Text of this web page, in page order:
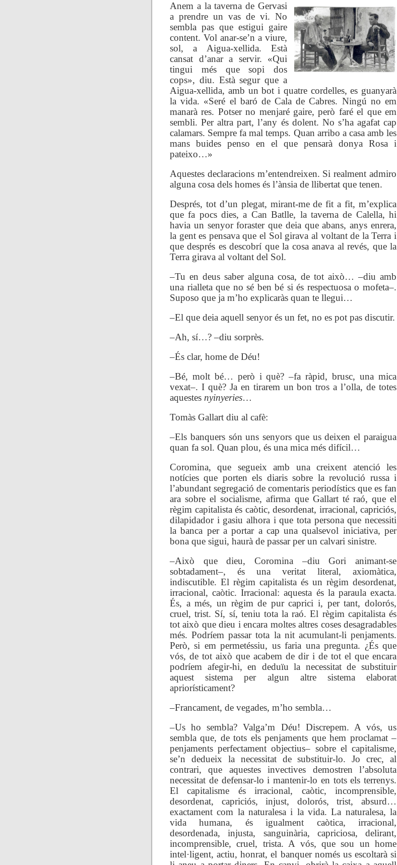
Anem a la taverna de Gervasi
a prendre un vas de vi. No
sembla pas que estigui gaire
content. Vol anar-se’n a viure,
sol, a Aigua-xellida. Està
cansat d’anar a servir. «Qui
tingui més que sopi dos
cops», diu. Està segur que a
Aigua-xellida, amb un bot i quatre cordelles, es guanyarà
la vida. «Seré el baró de Cala de Cabres. Ningú no em
manarà res. Potser no menjaré gaire, però faré el que em
sembli. Per altra part, l’any és dolent. No s’ha agafat cap
calamars. Sempre fa mal temps. Quan arribo a casa amb les
mans buides penso en el que pensarà donya Rosa i
pateixo…»
Aquestes declaracions m’entendreixen. Si realment admiro
alguna cosa dels homes és l’ànsia de llibertat que tenen.
Després, tot d’un plegat, mirant-me de fit a fit, m’explica
que fa pocs dies, a Can Batlle, la taverna de Calella, hi
havia un senyor foraster que deia que abans, anys enrera,
la gent es pensava que el Sol girava al voltant de la Terra i
que després es descobrí que la cosa anava al revés, que la
Terra girava al voltant del Sol.
–Tu en deus saber alguna cosa, de tot això… –diu amb
una rialleta que no sé ben bé si és respectuosa o mofeta–.
Suposo que ja m’ho explicaràs quan te llegui…
–El que deia aquell senyor és un fet, no es pot pas discutir.
–Ah, sí…? –diu sorprès.
–És clar, home de Déu!
–Bé, molt bé… però i què? –fa ràpid, brusc, una mica
vexat–. I què? Ja en tirarem un bon tros a l’olla, de totes
aquestes nyinyeries…
Tomàs Gallart diu al cafè:
–Els banquers són uns senyors que us deixen el paraigua
quan fa sol. Quan plou, és una mica més difícil…
Coromina, que segueix amb una creixent atenció les
notícies que porten els diaris sobre la revolució russa i
l’abundant segregació de comentaris periodístics que es fan
ara sobre el socialisme, afirma que Gallart té raó, que el
règim capitalista és caòtic, desordenat, irracional, capriciós,
dilapidador i gasiu alhora i que tota persona que necessiti
la banca per a portar a cap una qualsevol iniciativa, per
bona que sigui, haurà de passar per un calvari sinistre.
–Això que dieu, Coromina –diu Gori animant-se
sobtadament–, és una veritat literal, axiomàtica,
indiscutible. El règim capitalista és un règim desordenat,
irracional, caòtic. Irracional: aquesta és la paraula exacta.
És, a més, un règim de pur caprici i, per tant, dolorós,
cruel, trist. Sí, sí, teniu tota la raó. El règim capitalista és
tot això que dieu i encara moltes altres coses desagradables
més. Podríem passar tota la nit acumulant-li penjaments.
Però, si em permetéssiu, us faria una pregunta. ¿És que
vós, de tot això que acabem de dir i de tot el que encara
podríem afegir-hi, en deduïu la necessitat de substituir
aquest sistema per algun altre sistema elaborat
apriorísticament?
–Francament, de vegades, m’ho sembla…
–Us ho sembla? Valga’m Déu! Discrepem. A vós, us
sembla que, de tots els penjaments que hem proclamat –
penjaments perfectament objectius– sobre el capitalisme,
se’n dedueix la necessitat de substituir-lo. Jo crec, al
contrari, que aquestes invectives demostren l’absoluta
necessitat de defensar-lo i mantenir-lo en tots els terrenys.
El capitalisme és irracional, caòtic, incomprensible,
desordenat, capriciós, injust, dolorós, trist, absurd…
exactament com la naturalesa i la vida. La naturalesa, la
vida humana, és igualment caòtica, irracional,
desordenada, injusta, sanguinària, capriciosa, delirant,
incomprensible, cruel, trista. A vós, que sou un home
intel·ligent, actiu, honrat, el banquer només us escoltarà si